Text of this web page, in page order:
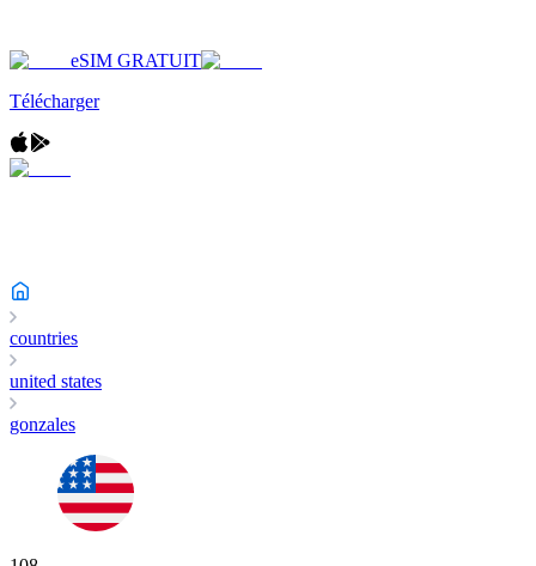
eSIM GRATUIT
Télécharger
countries
united states
gonzales